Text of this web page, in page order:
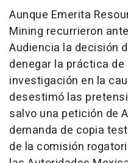
Aunque Emerita
Mining recurrieron
Audiencia la decisión
denegar la práctica
investigación en la
desestimó las
salvo una petición de
demanda de copia
de la comisión